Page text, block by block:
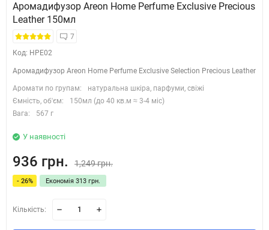
Аромадифузор Areon Home Perfume Exclusive Precious
Leather 150мл
7
Код: HPE02
Аромадифузор Areon Home Perfume Exclusive Selection Precious Leather
Аромати по групам:
натуральна шкіра, парфуми, свіжі
Ємність, об'єм:
150мл (до 40 кв.м ≈ 3-4 міс)
Вага:
567 г
У наявності
936 грн. 1,249 грн.
- 26% Економія 313 грн.
Кількість: